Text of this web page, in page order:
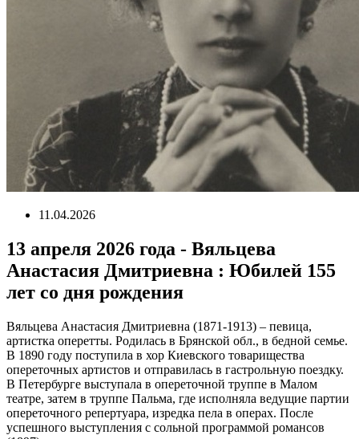
11.04.2026
13 апреля 2026 года - Вяльцева
Анастасия Дмитриевна : Юбилей 155
лет со дня рождения
Вяльцева Анастасия Дмитриевна (1871-1913) – певица,
артистка оперетты. Родилась в Брянской обл., в бедной семье.
В 1890 году поступила в хор Киевского товарищества
опереточных артистов и отправилась в гастрольную поездку.
В Петербурге выступала в опереточной труппе в Малом
театре, затем в труппе Пальма, где исполняла ведущие партии
опереточного репертуара, изредка пела в операх. После
успешного выступления с сольной программой романсов